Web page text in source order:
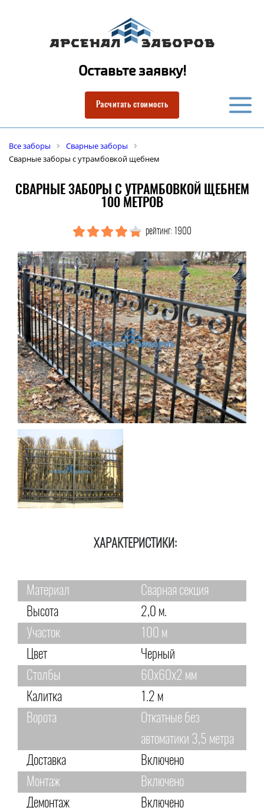
Оставьте заявку!
Расчитать стоимость
Все заборы
Сварные заборы
Сварные заборы с утрамбовкой щебнем
СВАРНЫЕ ЗАБОРЫ С УТРАМБОВКОЙ ЩЕБНЕМ
100 МЕТРОВ
рейтинг: 1900
ХАРАКТЕРИСТИКИ:
Материал
Сварная секция
Высота
2,0 м.
Участок
100 м
Цвет
Черный
Столбы
60х60х2 мм
Калитка
1.2 м
Ворота
Откатные без
автоматики 3,5 метра
Доставка
Включено
Монтаж
Включено
Демонтаж
Включено